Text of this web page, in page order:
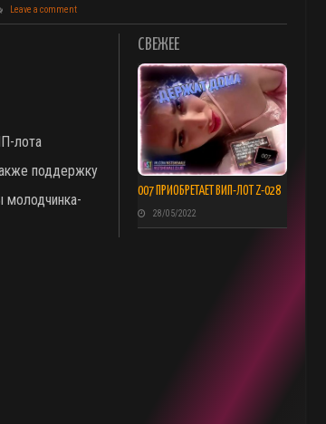
Leave a comment
СВЕЖЕЕ
007 ПРИОБРЕТАЕТ ВИП-ЛОТ Z-028
28/05/2022
лота
поддержку
молодчинка-